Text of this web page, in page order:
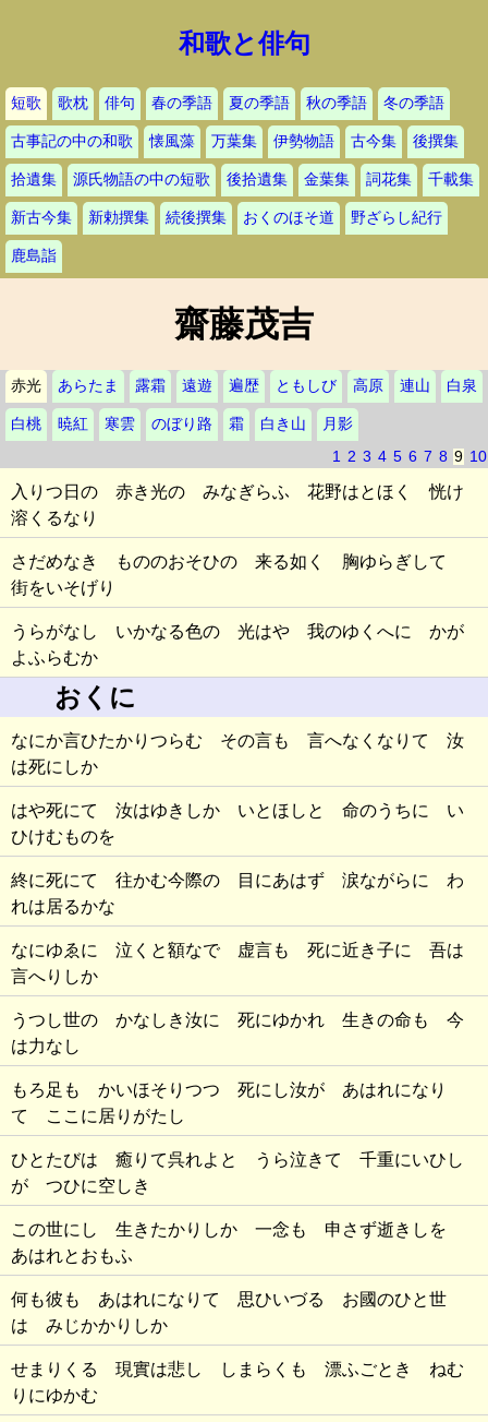
和歌と俳句
短歌 歌枕 俳句 春の季語 夏の季語 秋の季語 冬の季語
古事記の中の和歌 懐風藻 万葉集 伊勢物語 古今集 後撰集
拾遺集 源氏物語の中の短歌 後拾遺集 金葉集 詞花集 千載集
新古今集 新勅撰集 続後撰集 おくのほそ道 野ざらし紀行
鹿島詣
齋藤茂吉
赤光 あらたま 露霜 遠遊 遍歴 ともしび 高原 連山 白泉
白桃 暁紅 寒雲 のぼり路 霜 白き山
月影
1 2 3 4 5 6 7 8 9 10
入りつ日の 赤き光の みなぎらふ 花野はとほく 恍け
溶くるなり
さだめなき もののおそひの 来る如く 胸ゆらぎして
街をいそげり
うらがなし いかなる色の 光はや 我のゆくへに かが
よふらむか
おくに
なにか言ひたかりつらむ その言も 言へなくなりて 汝
は死にしか
はや死にて 汝はゆきしか いとほしと 命のうちに い
ひけむものを
終に死にて 往かむ今際の 目にあはず 涙ながらに わ
れは居るかな
なにゆゑに 泣くと額なで 虚言も 死に近き子に 吾は
言へりしか
うつし世の かなしき汝に 死にゆかれ 生きの命も 今
は力なし
もろ足も かいほそりつつ 死にし汝が あはれになり
て ここに居りがたし
ひとたびは 癒りて呉れよと うら泣きて 千重にいひし
が つひに空しき
この世にし 生きたかりしか 一念も 申さず逝きしを
あはれとおもふ
何も彼も あはれになりて 思ひいづる お國のひと世
は みじかかりしか
せまりくる 現實は悲し しまらくも 漂ふごとき ねむ
りにゆかむ